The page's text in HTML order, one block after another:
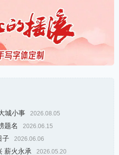
城小事 2026.08.05
题名 2026.06.15
子 2026.06.06
薪火永承 2026.05.20